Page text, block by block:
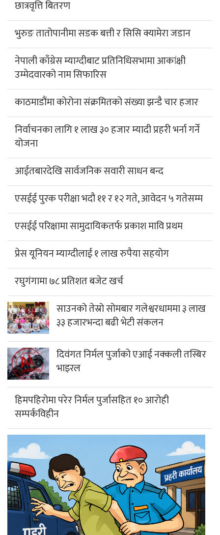
छात्रवृत्ति बितरण
भुरुङ तातोपानीमा सडक बत्ती र सिसि क्यामेरा जडान
नेपाली काँग्रेस म्याग्दीबाट प्रतिनिधिसभामा आकांक्षी
उम्मेदवारको नाम सिफारिस
काठमाडौंमा कोरोना संक्रमितको संख्या झन्डै चार हजार
निर्वाचनका लागि १ लाख ३० हजार म्यादी प्रहरी भर्ना गर्ने
योजना
आईतबारदेखि सार्वजनिक सवारी साधन बन्द
एसईई पुरक परीक्षा भदौ ११ र १२ गते, आवेदन ५ गतेसम्म
एसईई परिक्षामा सामुदायिकतर्फ प्रकाश मावि प्रथम
प्रेस यूनियन म्याग्दीलाई १ लाख रुपैया सहयोग
रघुगंगामा ७८ प्रतिशत बजेट खर्च
साउनको तेस्रो सोमबार गलेश्वरधाममा ३ लाख
३३ हजारभन्दा बढी भेटी संकलन
दिवंगत निर्मल पुर्जाको एआई नक्कली तस्बिर
भाइरल
हिमपहिरोमा परेर निर्मल पुर्जासहित १० आरोही
सम्पर्कविहीन